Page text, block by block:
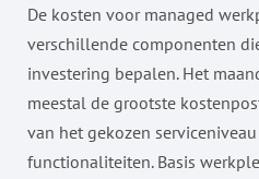
De kosten voor managed
verschillende componenten
investering bepalen. Het
meestal de grootste
van het gekozen
functionaliteiten. Basis